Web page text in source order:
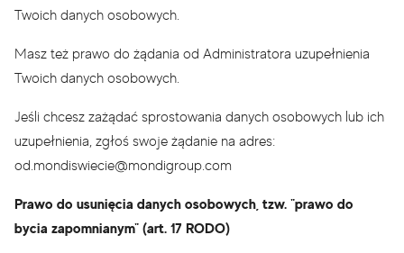
Twoich danych osobowych.
Masz też prawo do żądania od Administratora uzupełnienia
Twoich danych osobowych.
Jeśli chcesz zażądać sprostowania danych osobowych lub ich
uzupełnienia, zgłoś swoje żądanie na adres:
od.mondiswiecie@mondigroup.com
Prawo do usunięcia danych osobowych, tzw. "prawo do
bycia zapomnianym" (art. 17 RODO)